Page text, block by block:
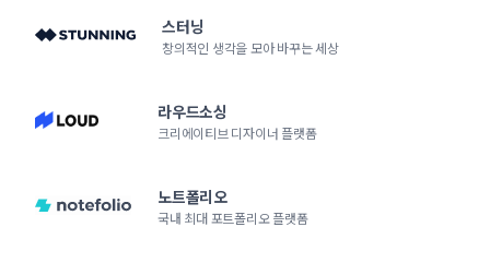
스터닝
창의적인 생각을 모아 바꾸는 세상
라우드소싱
크리에이티브 디자이너 플랫폼
노트폴리오
국내 최대 포트폴리오 플랫폼